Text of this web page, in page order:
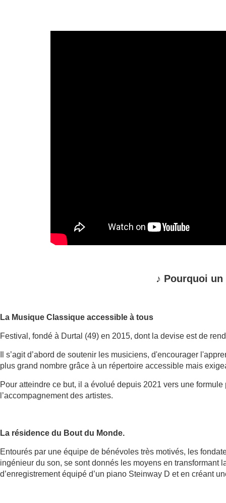
♪ Pourquoi un
La Musique Classique accessible à tous
Festival, fondé à Durtal (49) en 2015, dont la devise est de
Il s’agit d’abord de soutenir les musiciens, d'encourager
plus grand nombre grâce à un répertoire accessible mais
Pour atteindre ce but, il a évolué depuis 2021 vers une
l’accompagnement des artistes.
La résidence du Bout du Monde.
Entourés par une équipe de bénévoles très motivés, les
ingénieur du son, se sont donnés les moyens en
d’enregistrement équipé d’un piano Steinway D et en créant